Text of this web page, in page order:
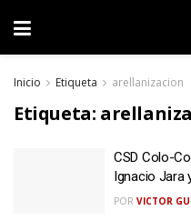
Inicio Etiqueta arellanizacion
Etiqueta:
CSD Colo-
Ignacio Jara
POR VICTOR